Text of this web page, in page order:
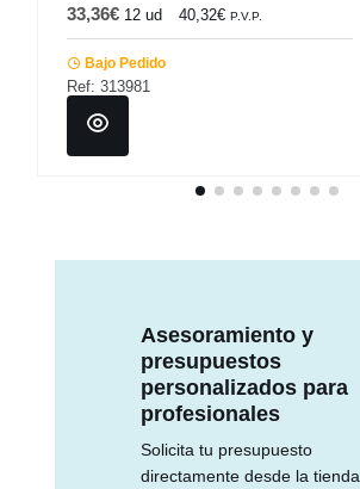
33,36€ 12 ud 40,32€ P.V.P.
Bajo Pedido
Ref: 313981
Asesoramiento y
presupuestos
personalizados para
profesionales
Solicita tu presupuesto
directamente desde la tienda